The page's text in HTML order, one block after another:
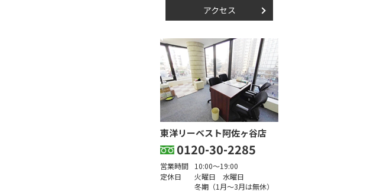
アクセス
東洋リーベスト阿佐ヶ谷店
0120-30-2285
営業時間
10:00～19:00
定休日
火曜日 水曜日
冬期（1月～3月は無休）